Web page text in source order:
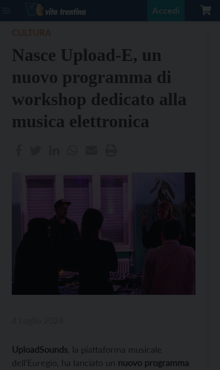
Accedi
Nasce Upload-E, un
nuovo programma di
workshop dedicato alla
musica elettronica
UploadSounds , la piattaforma musicale
dell’Euregio, ha lanciato un nuovo programma